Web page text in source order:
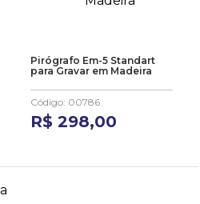
Pirógrafo Em-5 Standart
para Gravar em Madeira
Código: 00786
R$ 298,00